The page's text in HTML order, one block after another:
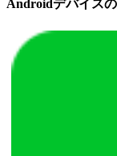
Androidデバイス